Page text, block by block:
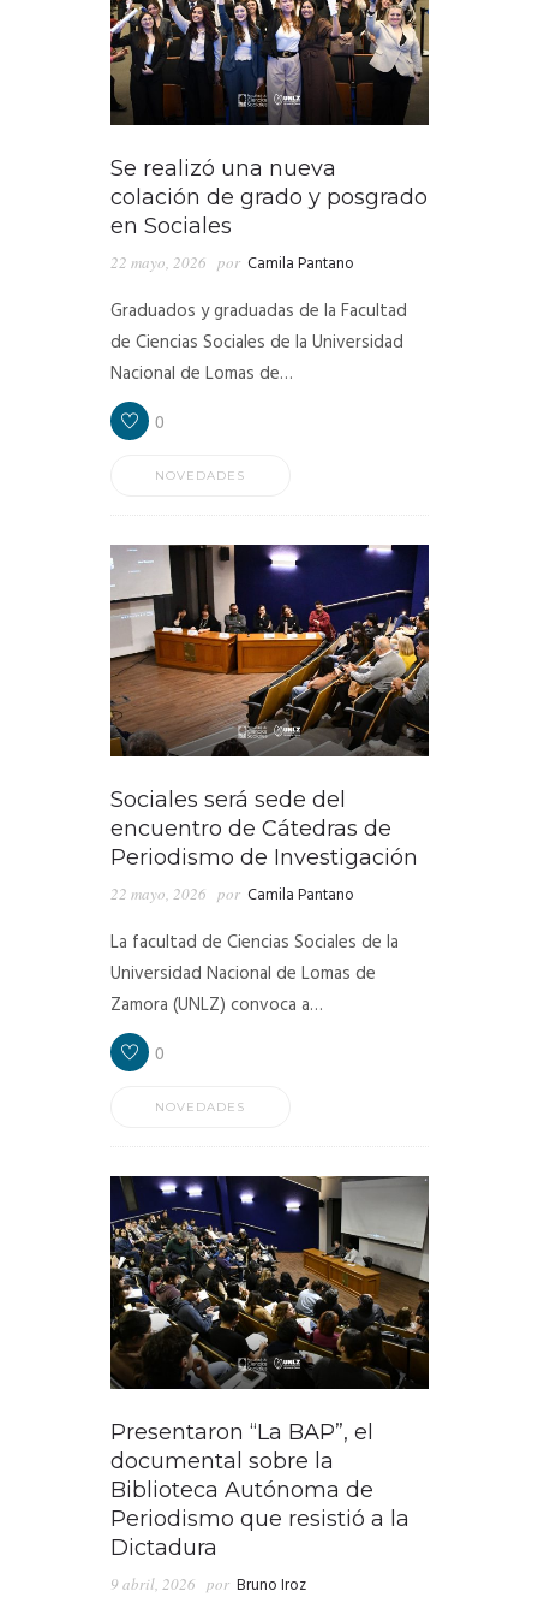
Se realizó una nueva
colación de grado y posgrado
en Sociales
22 mayo, 2026 por Camila Pantano
Graduados y graduadas de la Facultad
de Ciencias Sociales de la Universidad
Nacional de Lomas de…
0
NOVEDADES
Sociales será sede del
encuentro de Cátedras de
Periodismo de Investigación
22 mayo, 2026 por Camila Pantano
La facultad de Ciencias Sociales de la
Universidad Nacional de Lomas de
Zamora (UNLZ) convoca a…
0
NOVEDADES
Presentaron “La BAP”, el
documental sobre la
Biblioteca Autónoma de
Periodismo que resistió a la
Dictadura
9 abril, 2026 por Bruno Iroz